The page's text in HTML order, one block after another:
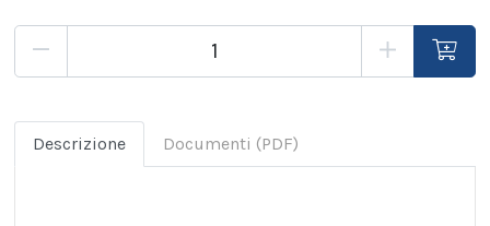
Descrizione Documenti (PDF)